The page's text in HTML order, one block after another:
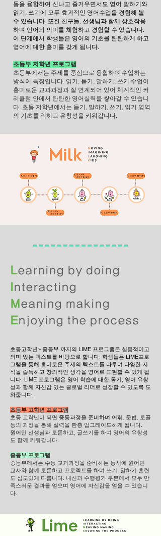
동을 융합하여 신나고 즐거우면서도 영어 말하기와
읽기, 쓰기에 모두 효과적인 영어수업을 경험해 볼
수 있습니다. 또한 친구들, 선생님과 함께 상호작용
하며 언어의 의미를 체험하고 경험할 수 있습니다.
이 단계에서 학생들은 영어의 기초를 탄탄하게 하고
영어에 대한 흥미를 갖게 됩니다.
초등부 저학년 프로그램
초등부에서는 주제를 중심으로 융합하여 수업하는
방식이 특징입니다. 읽기, 듣기, 말하기, 쓰기 수업이
흥미로운 교과과정과 잘 연계되어 있어 체계적인 커
리큘럼 안에서 탄탄한 영어실력을 쌓아갈 수 있습니
다. 초등 저학년에서는 듣기, 말하기, 쓰기, 읽기 영역
의 기초를 익히고 유창성을 키워갑니다.
Learning by doing
nteracting
M eaning making
Enjoying the process
초등고학년~ 중등부 까지의 LIME 프로그램은 실용적이고
의미 있는 텍스트를 바탕으로 합니다. 학생들은 LIME프로
그램을 통해 흥미로운 주제의 텍스트를 다루며 다양한 지
식을 습득하고 창의적인 생각을 영어로 표현할 수 있게 됩
니다. LIME 프로그램은 영어 학습에 대한 동기, 영어 유창
성과 함께 자신감 있는 글로벌 리더로 성장할 수 있도록 도
와줍니다.
초등부 고학년 프로그램
초등 고학년이 되면 중등과정을 준비하며 어휘, 문법, 토플
등의 과정을 통해 실력을 한층 업그레이드하게 됩니다.
원어민 선생님과 토론하고, 글쓰기를 하며 영어의 유창성
도 함께 키워갑니다.
중등부 프로그램
중등부에서는 수능 교과과정을 준비하는 동시에 원어민
교사와 함께 토론하고 프로젝트를 하며 쓰기, 말하기 훈련
도 심도있게 다룹니다. 내신과 수행평가 부분에서 모두 만
족스러운 결과를 얻으며 영어에 자신감을 얻을 수 있습니
다.